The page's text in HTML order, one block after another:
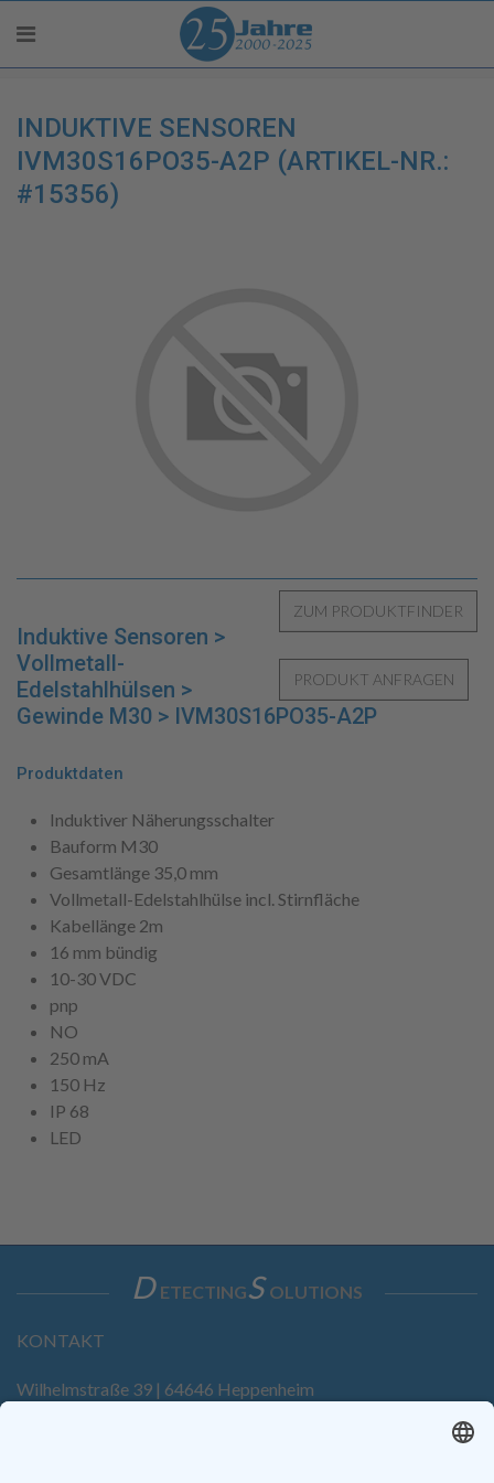
INDUKTIVE SENSOREN
IVM30S16PO35-A2P (ARTIKEL-NR.:
#15356)
Induktive Sensoren >
Vollmetall-
Edelstahlhülsen >
Gewinde M30 > IVM30S16PO35-A2P
Produktdaten
Induktiver Näherungsschalter
Bauform M30
Gesamtlänge 35,0 mm
Vollmetall-Edelstahlhülse incl. Stirnfläche
Kabellänge 2m
16 mm bündig
10-30 VDC
pnp
NO
250 mA
150 Hz
IP 68
LED
D ETECTINGS OLUTIONS
KONTAKT
Wilhelmstraße 39 | 64646 Heppenheim